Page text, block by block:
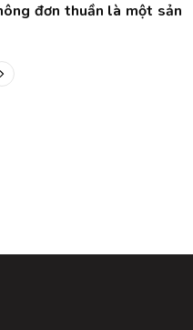
đơn thuần là một sản